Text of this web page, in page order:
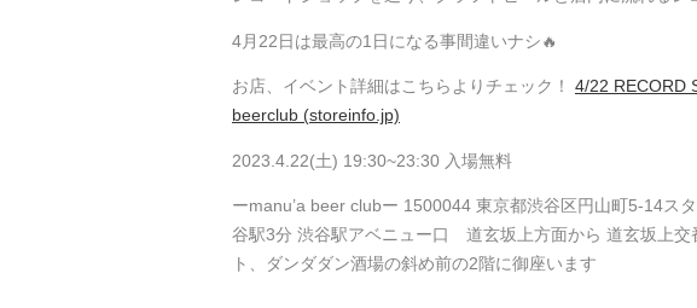
4月22日は最高の1日になる事間違いナシ🔥
お店、イベント詳細はこちらよりチェック！ 4/22 RECORD
beerclub (storeinfo.jp)
2023.4.22(土) 19:30~23:30 入場無料
ーmanu’a beer clubー 1500044 東京都渋谷区円山町5-14ス
谷駅3分 渋谷駅アベニュー口 道玄坂上方面から 道玄坂上交
ト、ダンダダン酒場の斜め前の2階に御座います